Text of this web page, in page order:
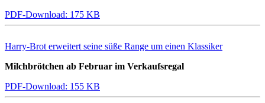
PDF-Download: 175 KB
Harry-Brot erweitert seine süße Range um einen Klassiker
Milchbrötchen ab Februar im Verkaufsregal
PDF-Download: 155 KB